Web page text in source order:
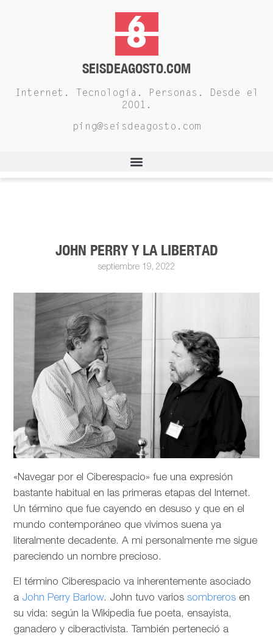
SEISDEAGOSTO.COM
Internet. Tecnología. Personas. Desde el
2001.
ping@seisdeagosto.com
JOHN PERRY Y LA LIBERTAD
septiembre 19, 2022
«Navegar por el Ciberespacio» fue una expresión
bastante habitual en las primeras etapas del Internet.
Un término que fue cayendo en desuso y que en el
mundo contemporáneo que vivimos suena ya
literalmente decadente. A mi personalmente me sigue
pareciendo un nombre precioso.
El término Ciberespacio va inherentemente asociado
a John Perry Barlow. John tuvo variossombreros en
su vida: según la Wikipedia fue poeta, ensayista,
ganadero y ciberactivista. También perteneció a